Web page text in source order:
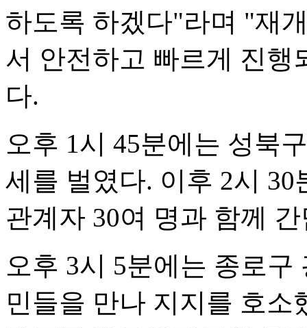
하도록 하겠다"라며 "재
서 안전하고 빠르게 진행
다.
오후 1시 45분에는 성북
세를 벌였다. 이후 2시
관계자 30여 명과 함께
오후 3시 5분에는 종로
민들을 만나 지지를 호소